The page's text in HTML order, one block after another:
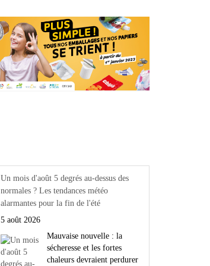
Un mois d'août 5 degrés au-dessus des
normales ? Les tendances météo
alarmantes pour la fin de l'été
5 août 2026
Mauvaise nouvelle : la
sécheresse et les fortes
chaleurs devraient perdurer